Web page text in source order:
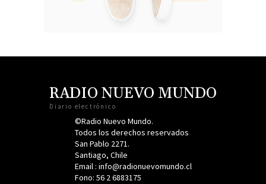
RADIO NUEVO MUNDO
Diario electrónico
©Radio Nuevo Mundo.
Todos los derechos reservados
San Pablo 2271.
Santiago, Chile
Email : info@radionuevomundo.cl
Fono: 56 2 6883175